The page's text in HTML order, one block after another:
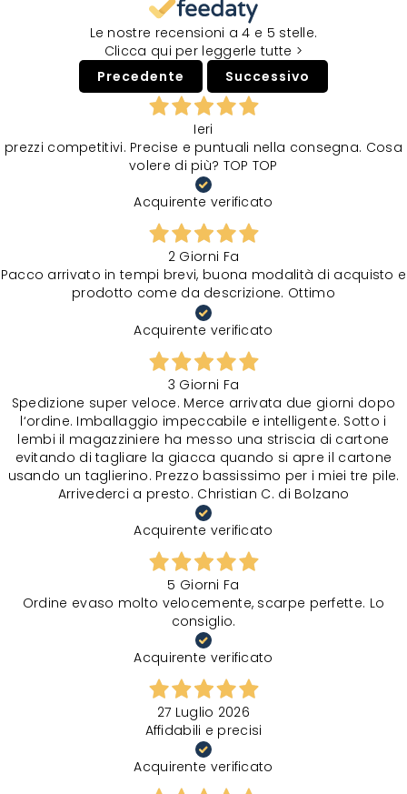
Le nostre recensioni a 4 e 5 stelle.
Clicca qui per leggerle tutte >
Precedente
Successivo
Ieri
prezzi competitivi. Precise e puntuali nella consegna. Cosa
volere di più? TOP TOP
Acquirente verificato
2 Giorni Fa
Pacco arrivato in tempi brevi, buona modalità di acquisto e
prodotto come da descrizione. Ottimo
Acquirente verificato
3 Giorni Fa
Spedizione super veloce. Merce arrivata due giorni dopo
l‘ordine. Imballaggio impeccabile e intelligente. Sotto i
lembi il magazziniere ha messo una striscia di cartone
evitando di tagliare la giacca quando si apre il cartone
usando un taglierino. Prezzo bassissimo per i miei tre pile.
Arrivederci a presto. Christian C. di Bolzano
Acquirente verificato
5 Giorni Fa
Ordine evaso molto velocemente, scarpe perfette. Lo
consiglio.
Acquirente verificato
27 Luglio 2026
Affidabili e precisi
Acquirente verificato